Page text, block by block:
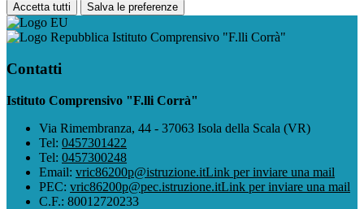
Accetta tutti Salva le preferenze
Istituto Comprensivo "F.lli Corrà"
Contatti
Istituto Comprensivo "F.lli Corrà"
Via Rimembranza, 44 - 37063 Isola della Scala (VR)
Tel: 0457301422
Tel: 0457300248
Email: vric86200p@istruzione.itLink per inviare una mail
PEC: vric86200p@pec.istruzione.itLink per inviare una mail
C.F.: 80012720233